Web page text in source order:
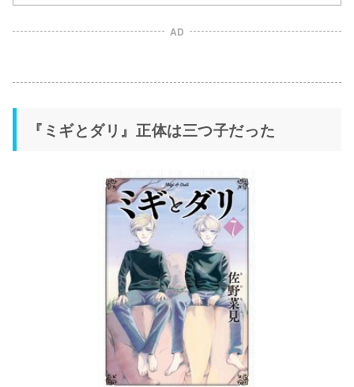
AD
『ミギとダリ』正体は三つ子だった